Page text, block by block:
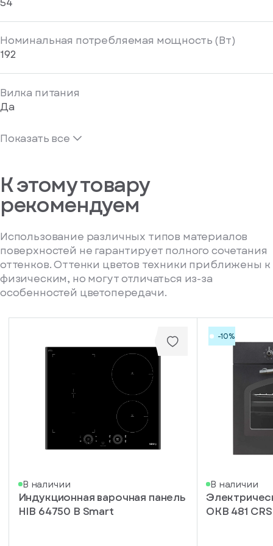
Номинальная потребляемая мощность (Вт)
192
Вилка питания
Да
Показать все
К этому товару
рекомендуем
Использование различных типов материалов
поверхностей не гарантирует полного сочетания
оттенков. Оттенки цветов техники приближены к
физическим, но могут отличаться из-за
особенностей цветопередачи.
В наличии
Индукционная варочная панель
HIB 64750 B Smart
-10%
В наличии
OKB 481